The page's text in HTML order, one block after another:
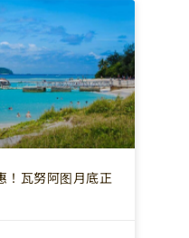
！瓦努阿图月底正